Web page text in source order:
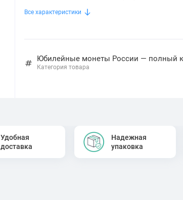
Все характеристики
Юбилейные монеты России — полный
Категория товара
Удобная
доставка
Надежная
упаковка